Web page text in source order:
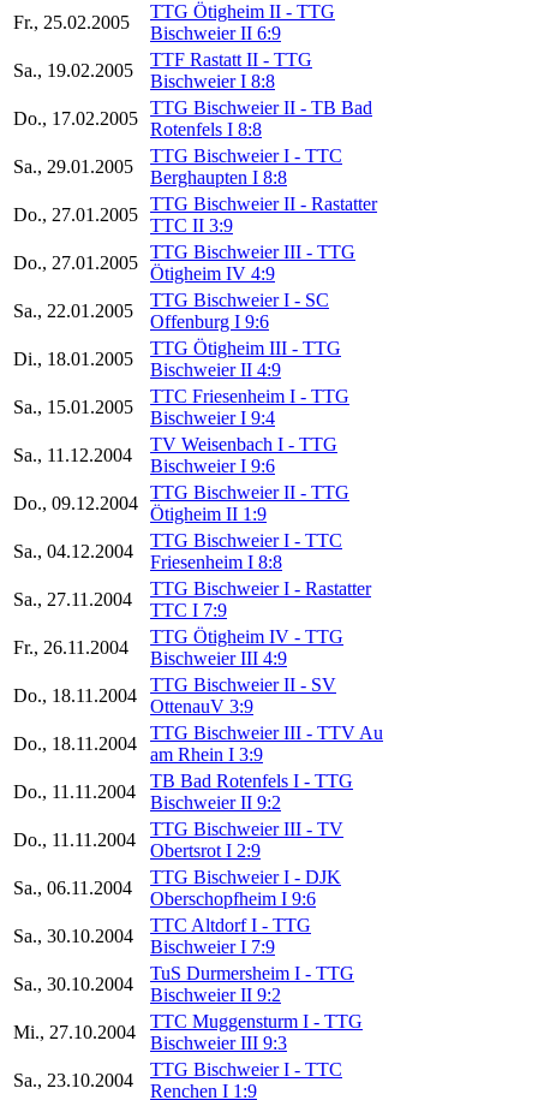
Fr., 25.02.2005
TTG Ötigheim II - TTG
Bischweier II 6:9
Sa., 19.02.2005
TTF Rastatt II - TTG
Bischweier I 8:8
Do., 17.02.2005
TTG Bischweier II - TB Bad
Rotenfels I 8:8
Sa., 29.01.2005
TTG Bischweier I - TTC
Berghaupten I 8:8
Do., 27.01.2005
TTG Bischweier II - Rastatter
TTC II 3:9
Do., 27.01.2005
TTG Bischweier III - TTG
Ötigheim IV 4:9
Sa., 22.01.2005
TTG Bischweier I - SC
Offenburg I 9:6
Di., 18.01.2005
TTG Ötigheim III - TTG
Bischweier II 4:9
Sa., 15.01.2005
TTC Friesenheim I - TTG
Bischweier I 9:4
Sa., 11.12.2004
TV Weisenbach I - TTG
Bischweier I 9:6
Do., 09.12.2004
TTG Bischweier II - TTG
Ötigheim II 1:9
Sa., 04.12.2004
TTG Bischweier I - TTC
Friesenheim I 8:8
Sa., 27.11.2004
TTG Bischweier I - Rastatter
TTC I 7:9
Fr., 26.11.2004
TTG Ötigheim IV - TTG
Bischweier III 4:9
Do., 18.11.2004
TTG Bischweier II - SV
OttenauV 3:9
Do., 18.11.2004
TTG Bischweier III - TTV Au
am Rhein I 3:9
Do., 11.11.2004
TB Bad Rotenfels I - TTG
Bischweier II 9:2
Do., 11.11.2004
TTG Bischweier III - TV
Obertsrot I 2:9
Sa., 06.11.2004
TTG Bischweier I - DJK
Oberschopfheim I 9:6
Sa., 30.10.2004
TTC Altdorf I - TTG
Bischweier I 7:9
Sa., 30.10.2004
TuS Durmersheim I - TTG
Bischweier II 9:2
Mi., 27.10.2004
TTC Muggensturm I - TTG
Bischweier III 9:3
Sa., 23.10.2004
TTG Bischweier I - TTC
Renchen I 1:9